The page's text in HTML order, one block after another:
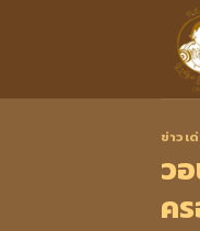
ข่าวเ
ว
ค